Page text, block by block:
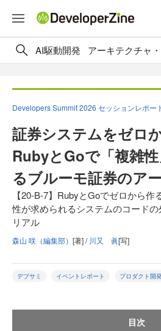
AI駆動開発 アーキテクチャ
Developers Summit 2026 セッションレポー
証券システムをゼロ
RubyとGoで「複雑
るブルーモ証券のア
【20-B-7】RubyとGoでゼロから
性が求められるシステムのコード
リアル
森山 咲（編集部） [著] / 川又 眞[写]
デブサミ イベントレポート プロダクト開
目次